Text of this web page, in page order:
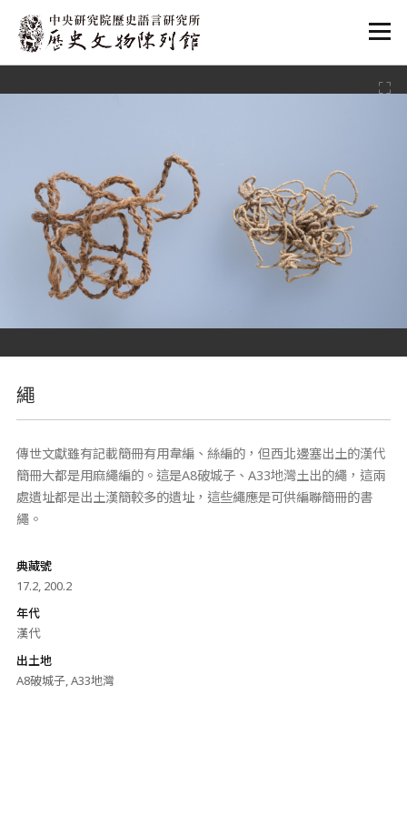
:::
繩
傳世文獻雖有記載簡冊有用韋編、絲編的，但西北邊塞出土的漢代
簡冊大都是用麻繩編的。這是A8破城子、A33地灣土出的繩，這兩
處遺址都是出土漢簡較多的遺址，這些繩應是可供編聯簡冊的書
繩。
典藏號
17.2, 200.2
年代
漢代
出土地
A8破城子, A33地灣